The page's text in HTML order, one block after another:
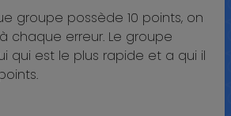
groupe possède 10 points, on
chaque erreur. Le groupe
qui est le plus rapide et a qui il